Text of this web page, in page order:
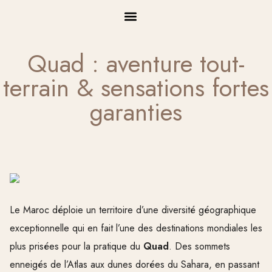
Quad : aventure tout-
terrain & sensations fortes
garanties
Le Maroc déploie un territoire d’une diversité géographique
exceptionnelle qui en fait l’une des destinations mondiales les
plus prisées pour la pratique du Quad. Des sommets
enneigés de l’Atlas aux dunes dorées du Sahara, en passant